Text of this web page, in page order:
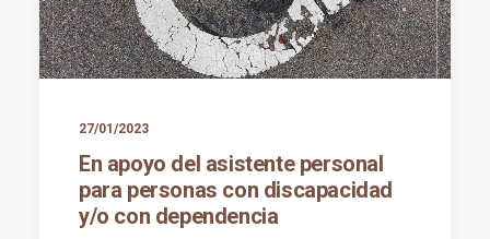
27/01/2023
En apoyo del asistente personal
para personas con discapacidad
y/o con dependencia